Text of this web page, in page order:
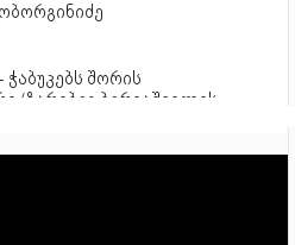
შორის
(ზარიბეგ ბერიაშვილის